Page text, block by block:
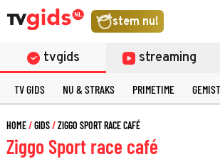
stem nu!
tvgids streaming
TV GIDS NU & STRAKS PRIMETIME GEMIST
HOME GIDS ZIGGO SPORT RACE CAFÉ
Ziggo Sport race café